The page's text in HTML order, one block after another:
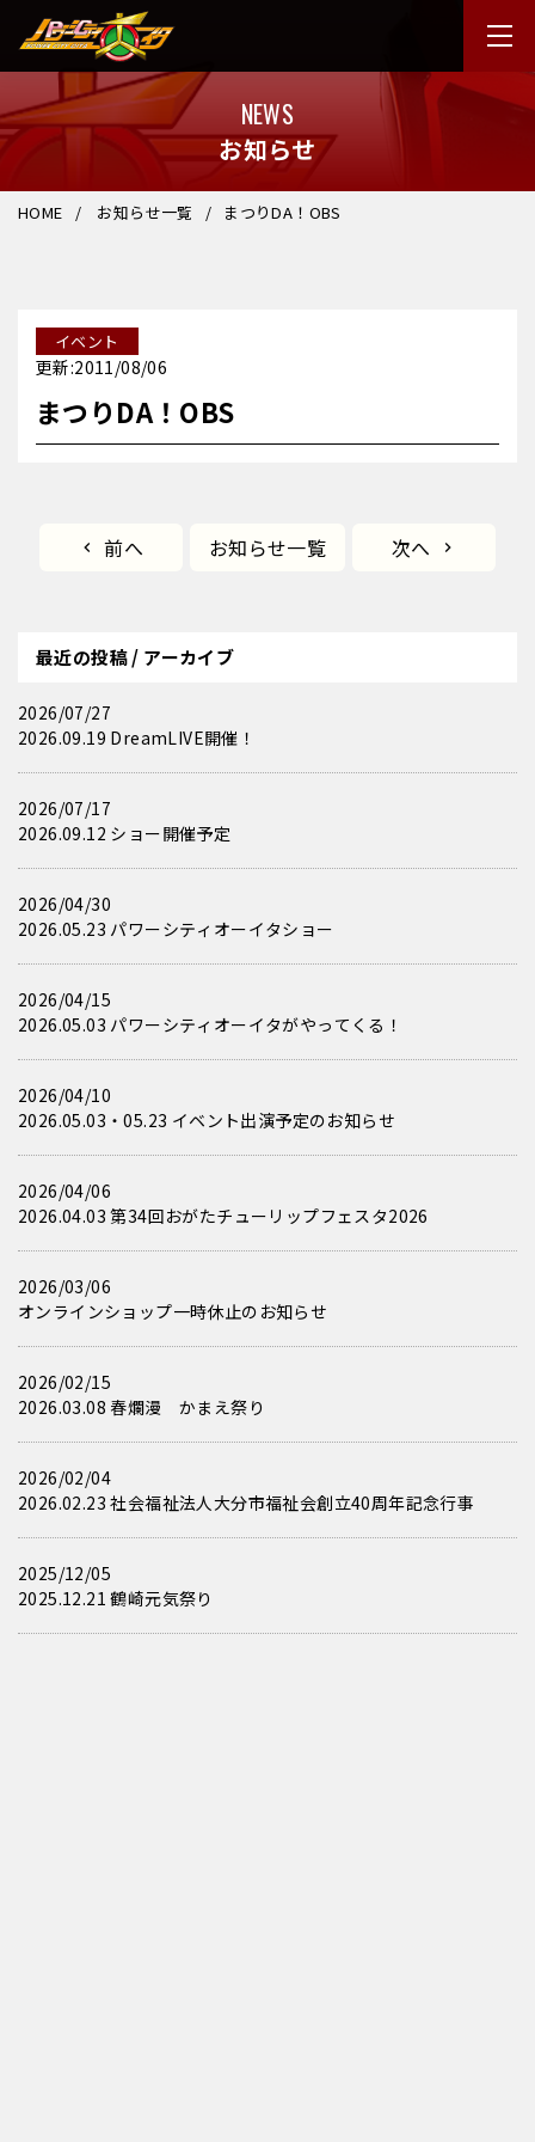
NEWS
お知らせ
HOME お知らせ一覧 まつりDA！OBS
イベント
更新:2011/08/06
まつりDA！OBS
前へ お知らせ一覧 次へ
最近の投稿 / アーカイブ
2026/07/27
2026.09.19 DreamLIVE開催！
2026/07/17
2026.09.12 ショー開催予定
2026/04/30
2026.05.23 パワーシティオーイタショー
2026/04/15
2026.05.03 パワーシティオーイタがやってくる！
2026/04/10
2026.05.03・05.23 イベント出演予定のお知らせ
2026/04/06
2026.04.03 第34回おがたチューリップフェスタ2026
2026/03/06
オンラインショップ一時休止のお知らせ
2026/02/15
2026.03.08 春爛漫 かまえ祭り
2026/02/04
2026.02.23 社会福祉法人大分市福祉会創立40周年記念行事
2025/12/05
2025.12.21 鶴崎元気祭り